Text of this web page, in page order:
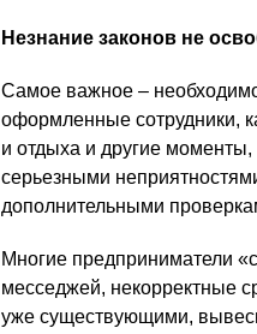
Незнание законов не
Самое важное –
оформленные сотрудники,
и отдыха и другие
серьезными
дополнительными
Многие предприниматели
месседжей, некорректные
уже существующими,